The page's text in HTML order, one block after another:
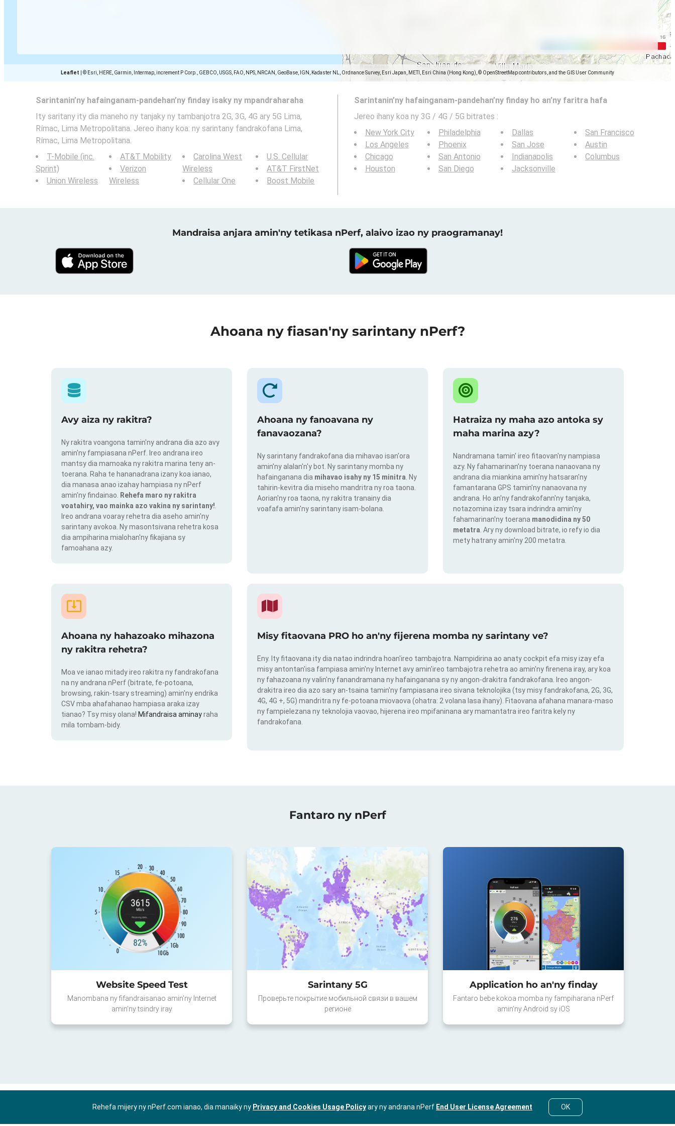
Leaflet © Esri, HERE, Garmin, Intermap, increment P Corp., GEBCO, USGS, FAO, NPS, NRCAN, GeoBase, IGN, Kadaster NL, Ordnance Survey, Esri Japan, METI, Esri China (Hong Kong), © OpenStreetMap contributors, and the GIS User Community
Sarintanin’ny hafainganam-pandehan’ny finday isaky ny mpandraharaha
Ity saritany ity dia maneho ny tanjaky ny tambanjotra 2G, 3G, 4G ary 5G Lima,
Rímac, Lima Metropolitana. Jereo ihany koa: ny sarintany fandrakofana Lima,
Rímac, Lima Metropolitana.
T-Mobile (inc.
Sprint)
Union Wireless
AT&T Mobility
Verizon
Wireless
Carolina West
Wireless
Cellular One
U.S. Cellular
AT&T FirstNet
Boost Mobile
Sarintanin’ny hafainganam-pandehan’ny finday ho an’ny faritra hafa
Jereo ihany koa ny 3G / 4G / 5G bitrates :
New York City
Los Angeles
Chicago
Houston
Philadelphia
Phoenix
San Antonio
San Diego
Dallas
San Jose
Indianapolis
Jacksonville
San Francisco
Austin
Columbus
Mandraisa anjara amin'ny tetikasa nPerf, alaivo izao ny praogramanay!
Ahoana ny fiasan'ny sarintany nPerf?
Avy aiza ny rakitra?
Ny rakitra voangona tamin'ny andrana dia azo avy
amin'ny fampiasana nPerf. Ireo andrana ireo
mantsy dia mamoaka ny rakitra marina teny an-
toerana. Raha te hananadrana izany koa ianao,
dia manasa anao izahay hampiasa ny nPerf
amin'ny findainao.
Rehefa maro ny rakitra
voatahiry, vao mainka azo vakina ny sarintany!
Ireo andrana voaray rehetra dia aseho amin'ny
sarintany avokoa. Ny masontsivana rehetra kosa
dia ampiharina mialohan'ny fikajiana sy
famoahana azy.
Ahoana ny fanoavana ny
fanavaozana?
Ny sarintany fandrakofana dia mihavao isan'ora
amin'ny alalan'n'y bot. Ny sarintany momba ny
hafainganana dia mihavao isahy ny 15 minitra . Ny
tahirin-kevitra dia miseho mandritra ny roa taona.
Aorian'ny roa taona, ny rakitra tranainy dia
voafafa amin'ny sarintany isam-bolana.
Hatraiza ny maha azo antoka sy
maha marina azy?
Nandramana tamin' ireo fitaovan'ny nampiasa
azy. Ny fahamarinan'ny toerana nanaovana ny
andrana dia miankina amin'ny hatsaran'ny
famantarana GPS tamin'ny nanaovana ny
andrana. Ho an'ny fandrakofann'ny tanjaka,
notazomina izay tsara indrindra amin'ny
fahamarinan'ny toerana manodidina ny 50
metatra . Ary ny download bitrate, io refy io dia
mety hatrany amin'ny 200 metatra.
Ahoana ny hahazoako mihazona
ny rakitra rehetra?
Moa ve ianao mitady ireo rakitra ny fandrakofana
na ny andrana nPerf (bitrate, fe-potoana,
browsing, rakin-tsary streaming) amin'ny endrika
CSV mba ahafahanao hampiasa araka izay
tianao? Tsy misy olana! Mifandraisa aminayraha
mila tombam-bidy.
Misy fitaovana PRO ho an'ny fijerena momba ny sarintany ve?
Eny. Ity fitaovana ity dia natao indrindra hoan'ireo tambajotra. Nampidirina ao anaty cockpit efa misy izay efa
misy antontan'isa fampiasa amin'ny Internet avy amin'ireo tambajotra rehetra ao amin'ny firenena iray, ary koa
ny fahazoana ny valin'ny fanandramana ny hafainganana sy ny angon-drakitra fandrakofana. Ireo angon-
drakitra ireo dia azo sary an-tsaina tamin'ny fampiasana ireo sivana teknolojika (tsy misy fandrakofana, 2G, 3G,
4G, 4G +, 5G) mandritra ny fe-potoana miovaova (ohatra: 2 volana lasa ihany). Fitaovana afahana manara-maso
ny fampielezana ny teknolojia vaovao, hijerena ireo mpifaninana ary mamantatra ireo faritra kely ny
fandrakofana.
Fantaro ny nPerf
Website Speed Test
Manombana ny fifandraisanao amin'ny Internet
amin'ny tsindry iray
Sarintany 5G
Проверьте покрытие мобильной связи в вашем
регионе
Application ho an'ny finday
Fantaro bebe kokoa momba ny fampiharana nPerf
amin'ny Android sy iOS
Rehefa mijery ny nPerf.com ianao, dia manaiky ny Privacy and Cookies Usage Policyary ny andrana nPerf End User License Agreement OK